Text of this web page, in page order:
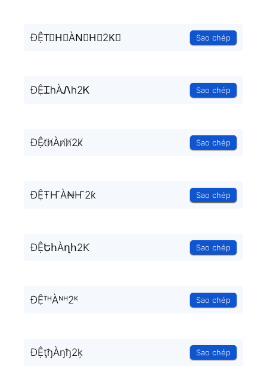
ĐỆT⃒H⃒ÀN⃒H⃒2K⃒ Sao chép
ĐỆᏆhÀᏁh2Ꮶ Sao chép
ĐỆt̸h̸Àn̸h̸2k̸ Sao chép
ĐỆŦҤÀ₦Ҥ2ƙ Sao chép
ĐỆԵհÀղհ2Ƙ Sao chép
ĐỆᵀᴴÀᴺᴴ2ᴷ Sao chép
ĐỆţђÀŋђ2ķ Sao chép